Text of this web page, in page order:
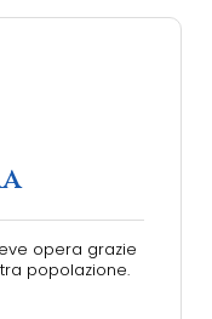
opera grazie
popolazione.